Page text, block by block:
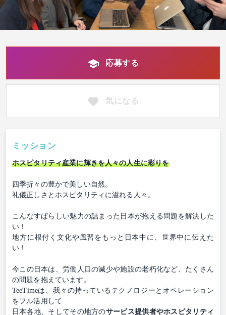
応募する
気になる
ミッション
ホスピタリティ産業に輝きを人々の人生に彩りを
四季折々の豊かで美しい自然。
礼儀正しさとホスピタリティに溢れる人々。
こんなすばらしい魅力の詰まった日本が抱える問題を解決した
い！
地方に根付く文化や風習をもっと日本中に、世界中に伝えた
い！
今この日本は、労働人口の減少や施設の老朽化など、たくさん
の問題を抱えています。
TeeTimeは、我々の持っているテクノロジーとオペレーション
をフル活用して
日本各地、そしてその地方のサービス提供者やホスピタリティ